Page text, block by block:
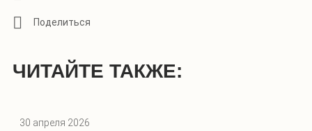
ЧИТАЙТЕ ТАКЖЕ:
30 апреля 2026